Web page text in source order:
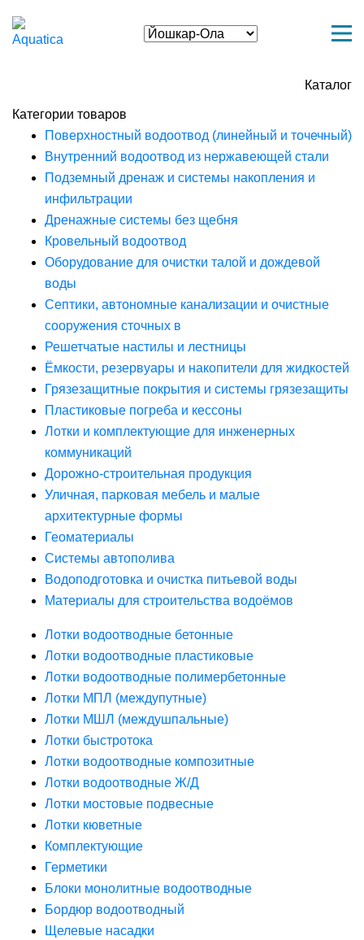
Каталог
Категории товаров
Поверхностный водоотвод (линейный и точечный)
Внутренний водоотвод из нержавеющей стали
Подземный дренаж и системы накопления и
инфильтрации
Дренажные системы без щебня
Кровельный водоотвод
Оборудование для очистки талой и дождевой
воды
Септики, автономные канализации и очистные
сооружения сточных в
Решетчатые настилы и лестницы
Ёмкости, резервуары и накопители для жидкостей
Грязезащитные покрытия и системы грязезащиты
Пластиковые погреба и кессоны
Лотки и комплектующие для инженерных
коммуникаций
Дорожно-строительная продукция
Уличная, парковая мебель и малые
архитектурные формы
Геоматериалы
Системы автополива
Водоподготовка и очистка питьевой воды
Материалы для строительства водоёмов
Лотки водоотводные бетонные
Лотки водоотводные пластиковые
Лотки водоотводные полимербетонные
Лотки МПЛ (междупутные)
Лотки МШЛ (междушпальные)
Лотки быстротока
Лотки водоотводные композитные
Лотки водоотводные Ж/Д
Лотки мостовые подвесные
Лотки кюветные
Комплектующие
Герметики
Блоки монолитные водоотводные
Бордюр водоотводный
Щелевые насадки